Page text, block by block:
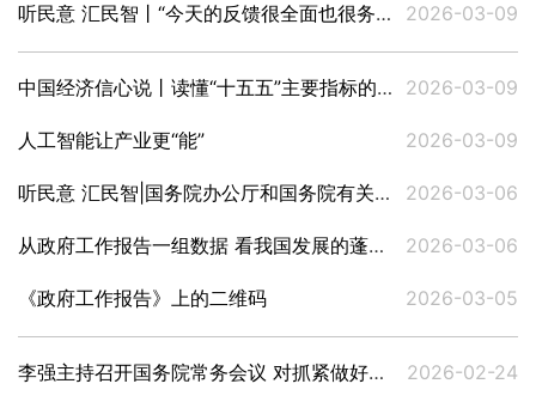
听民意 汇民智丨“今天的反馈很全面也很务实”——全国人大代表张雨霏与国家体育总局工作人员面对面 2026-03-09
中国经济信心说丨读懂“十五五”主要指标的深意 2026-03-09
人工智能让产业更“能” 2026-03-09
听民意 汇民智|国务院办公厅和国务院有关部门旁听全国两会，将代表委员真知灼见化为实招硬招 2026-03-06
从政府工作报告一组数据 看我国发展的蓬勃活力 2026-03-06
《政府工作报告》上的二维码 2026-03-05
李强主持召开国务院常务会议 对抓紧做好春节假期后政府工作作出部署 2026-02-24